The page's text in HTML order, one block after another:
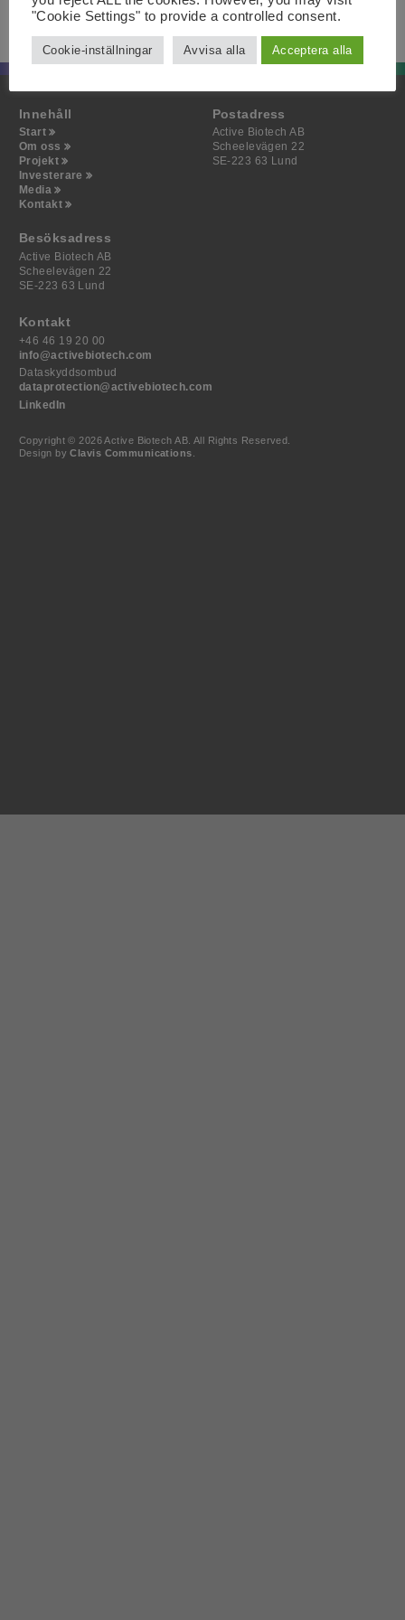
Antal aktier och röster i Active Biotech
Innehåll
Start
Om oss
Projekt
Investerare
Media
Kontakt
Postadress
Active Biotech AB
Scheelevägen 22
SE-223 63 Lund
Besöksadress
Active Biotech AB
Scheelevägen 22
SE-223 63 Lund
Kontakt
+46 46 19 20 00
info@activebiotech.com
Dataskyddsombud
dataprotection@activebiotech.com
LinkedIn
Copyright © 2026 Active Biotech AB. All Rights Reserved.
Design byClavis Communications
"Cookie Settings" to provide a controlled consent.
Cookie-inställningar Avvisa alla Acceptera alla